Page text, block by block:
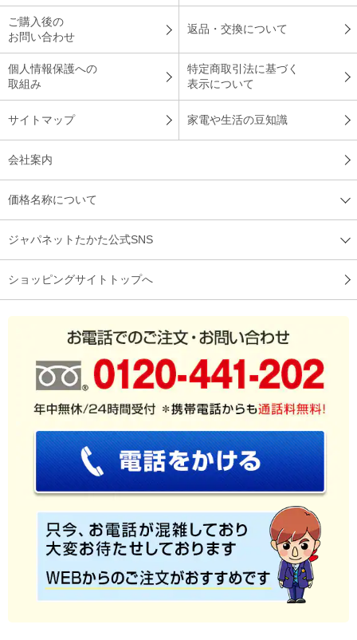
ご購入後の
お問い合わせ
返品・交換について
個人情報保護への
取組み
特定商取引法に基づく
表示について
サイトマップ 家電や生活の豆知識
会社案内
価格名称について
ジャパネットたかた公式SNS
ショッピングサイトトップへ